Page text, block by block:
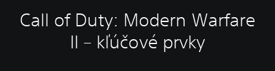
Call of Duty: Modern Warfare
II – kľúčové prvky